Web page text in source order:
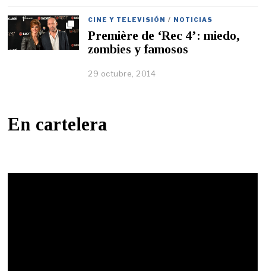
CINE Y TELEVISIÓN / NOTICIAS
Première de ‘Rec 4’: miedo,
zombies y famosos
29 octubre, 2014
En cartelera